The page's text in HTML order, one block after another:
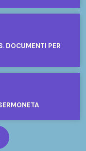
DOCUMENTI PER